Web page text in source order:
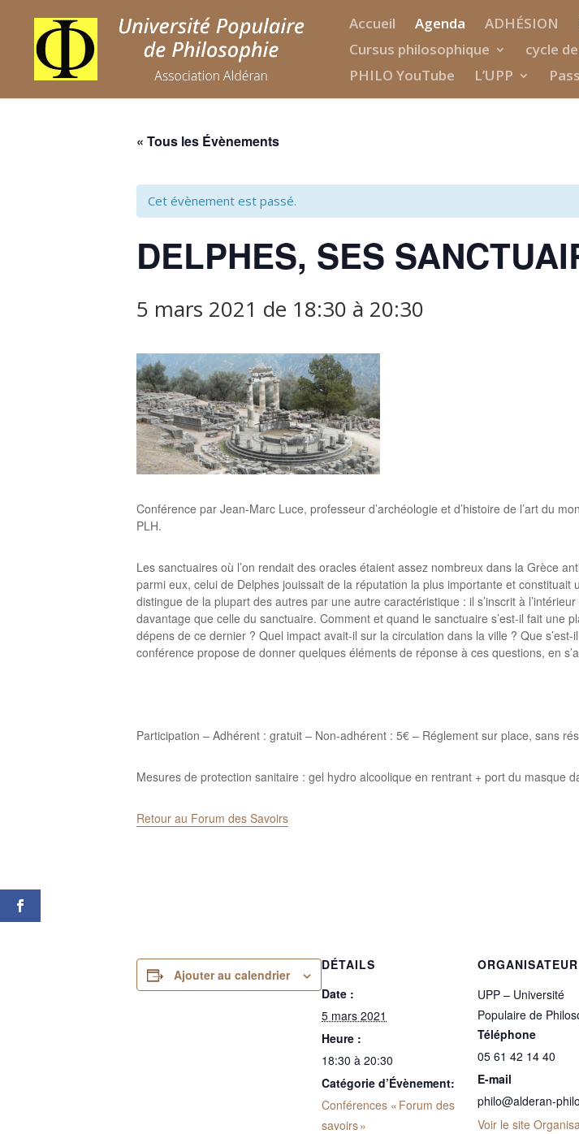
Accueil Agenda ADHÉSION
Cursus philosophique
cycle
PHILO YouTube
L’UPP
« Tous les Évènements
Cet évènement est passé.
DELPHES, SES
5 mars 2021 de 18:30 à 20:30
Conférence par Jean-Marc Luce, professeur d’archéologie et d’histoire de l’art du
PLH.
Les sanctuaires où l’on rendait des oracles étaient assez nombreux dans la Grèce
parmi eux, celui de Delphes jouissait de la réputation la plus importante et
distingue de la plupart des autres par une autre caractéristique : il s’inscrit à
davantage que celle du sanctuaire. Comment et quand le sanctuaire s’est-il fait une
dépens de ce dernier ? Quel impact avait-il sur la circulation dans la ville ? Que
conférence propose de donner quelques éléments de réponse à ces questions, en
Participation – Adhérent : gratuit – Non-adhérent : 5€ – Réglement sur place, sans
Mesures de protection sanitaire : gel hydro alcoolique en rentrant + port du masque
Retour au Forum des Savoirs
Ajouter au calendrier
DÉTAILS
Date :
5 mars 2021
Heure :
18:30 à 20:30
Catégorie d’Évènement:
Conférences « Forum des
savoirs »
ORGANISATEUR
UPP – Université
Populaire de
Téléphone
05 61 42 14 40
E-mail
philo@alderan-
Voir le site